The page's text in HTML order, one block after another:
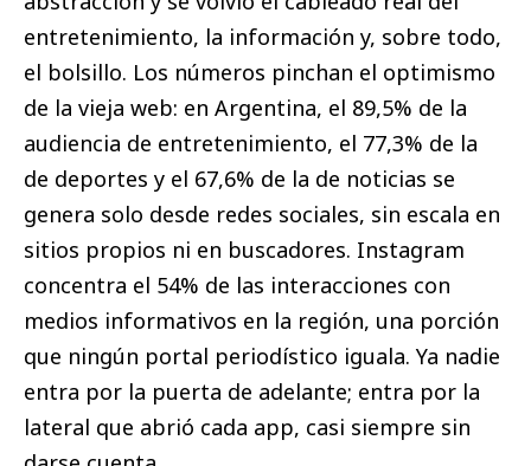
entretenimiento, la información y, sobre todo,
el bolsillo. Los números pinchan el optimismo
de la vieja web: en Argentina, el 89,5% de la
audiencia de entretenimiento, el 77,3% de la
de deportes y el 67,6% de la de noticias se
genera solo desde redes sociales, sin escala en
sitios propios ni en buscadores. Instagram
concentra el 54% de las interacciones con
medios informativos en la región, una porción
que ningún portal periodístico iguala. Ya nadie
entra por la puerta de adelante; entra por la
lateral que abrió cada app, casi siempre sin